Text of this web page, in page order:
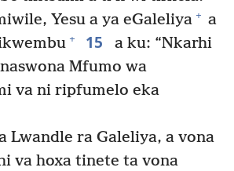
Yesu a ya eGaleliya + a
+ 15
a ku: “Nkarhi
Mfumo wa
va ni ripfumelo eka
Lwandle ra Galeliya, a vona
va hoxa tinete ta vona